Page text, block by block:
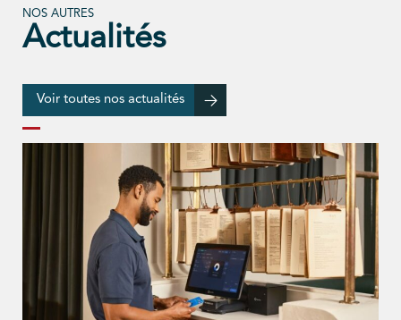
NOS AUTRES
Actualités
Voir toutes nos actualités